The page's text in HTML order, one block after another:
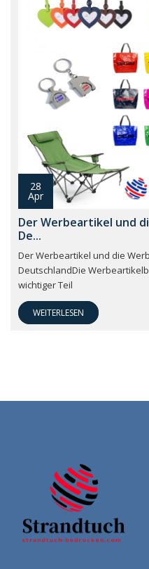
28
Apr
Der Werbeartikel und
De...
Der Werbeartikel und die
DeutschlandDie
wichtiger Teil
WEITERLESEN